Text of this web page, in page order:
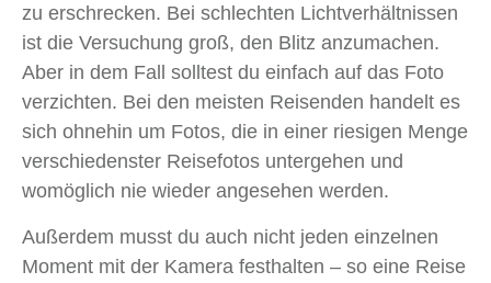
zu erschrecken. Bei schlechten Lichtverhältnissen
ist die Versuchung groß, den Blitz anzumachen.
Aber in dem Fall solltest du einfach auf das Foto
verzichten. Bei den meisten Reisenden handelt es
sich ohnehin um Fotos, die in eine​r riesigen ​Menge
verschiedenster Reisefotos untergehen und
womöglich nie wieder angesehen werden.
Außerdem musst ​du auch nicht jeden einzelnen
Moment mit der Kamera festhalten – so eine Reise